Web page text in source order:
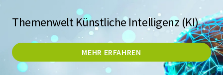
Themenwelt Künstliche Intelligenz (KI)
MEHR ERFAHREN